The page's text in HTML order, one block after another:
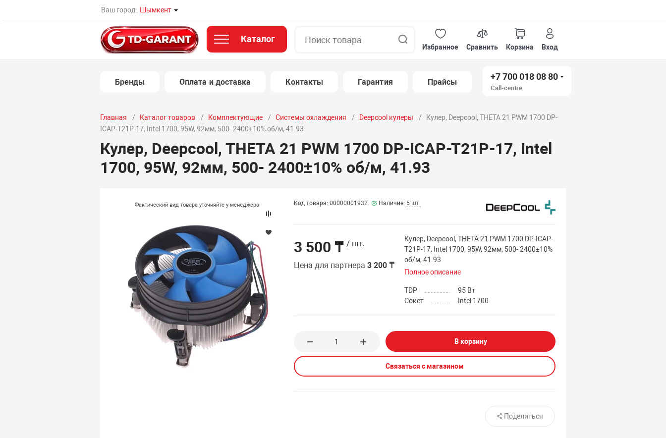
Ваш город: Шымкент
Каталог
Избранное
Сравнить Корзина Вход
Бренды Оплата и доставка Контакты Гарантия Прайсы
+7 700 018 08 80
Call-centre
Главная Каталог товаров Комплектующие Системы охлаждения Deepcool кулеры
Кулер, Deepcool, THETA 21 PWM 1700 DP-
ICAP-T21P-17, Intel 1700, 95W, 92мм, 500- 2400±10% об/м, 41.93
Кулер, Deepcool, THETA 21 PWM 1700 DP-ICAP-T21P-17, Intel
1700, 95W, 92мм, 500- 2400±10% об/м, 41.93
Фактический вид товара уточняйте у менеджера Код товара: 00000001932 Наличие: 5 шт.
3 500 ₸ / шт.
Цена для партнера3 200 ₸
Кулер, Deepcool, THETA 21 PWM 1700 DP-ICAP-
T21P-17, Intel 1700, 95W, 92мм, 500- 2400±10%
об/м, 41.93
Полное описание
TDP
95 Вт
Сокет
Intel 1700
В корзину
Связаться с магазином
Поделиться